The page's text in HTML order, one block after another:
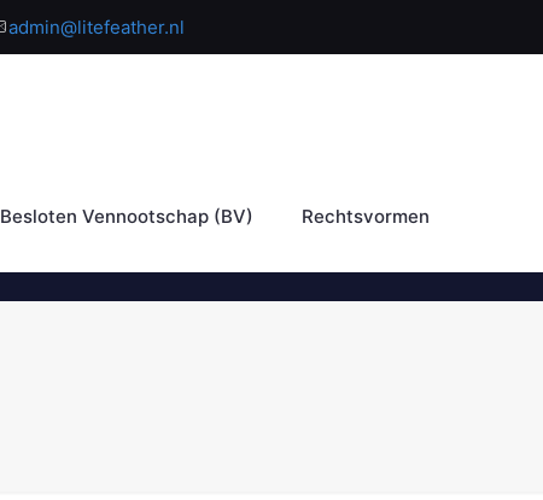
admin@litefeather.nl
Besloten Vennootschap (BV) Rechtsvormen